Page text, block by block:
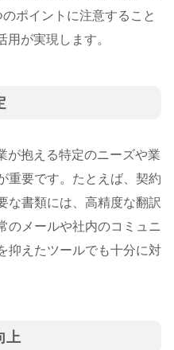
ポイントに注意すること
が実現します。
が抱える特定のニーズや業
重要です。たとえば、契約
な書類には、高精度な翻訳
のメールや社内のコミュニ
抑えたツールでも十分に対
上